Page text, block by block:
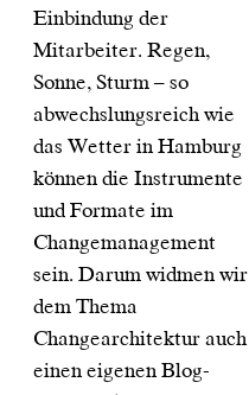
Einbindung der
Mitarbeiter. Regen,
Sonne, Sturm – so
abwechslungsreich wie
das Wetter in Hamburg
können die Instrumente
und Formate im
Changemanagement
sein. Darum widmen wir
dem Thema
Changearchitektur auch
einen eigenen Blog-